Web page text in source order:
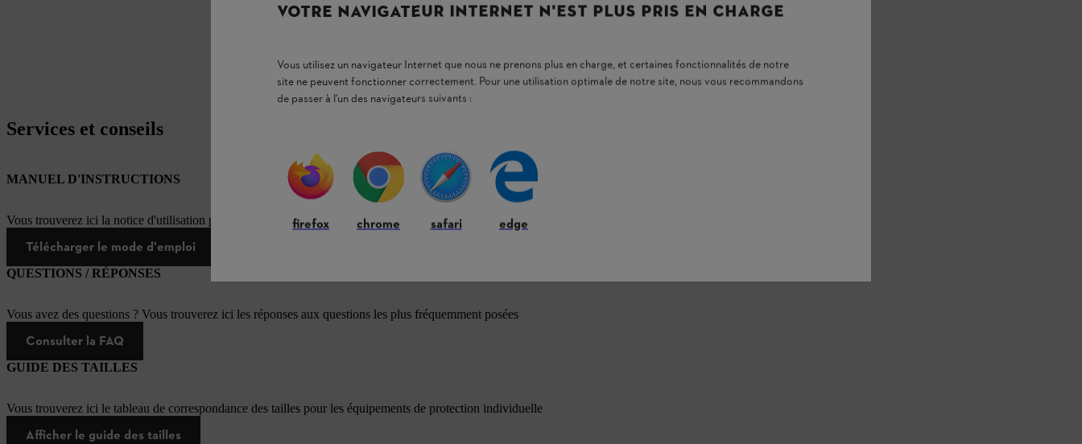
Services et conseils
MANUEL D'INSTRUCTIONS
Vous trouverez ici la notice d'utilisation pour ce produit STIHL
Télécharger le mode d'emploi
QUESTIONS / RÉPONSES
Vous avez des questions ? Vous trouverez ici les réponses aux questions les plus fréquemment posées
Consulter la FAQ
GUIDE DES TAILLES
Vous trouverez ici le tableau de correspondance des tailles pour les équipements de protection individuelle
Afficher le guide des tailles
VOTRE NAVIGATEUR INTERNET N'EST PLUS PRIS EN CHARGE
Vous utilisez un navigateur Internet que nous ne prenons plus en charge, et certaines fonctionnalités de notre
site ne peuvent fonctionner correctement. Pour une utilisation optimale de notre site, nous vous recommandons
de passer à l'un des navigateurs suivants :
firefox chrome safari edge